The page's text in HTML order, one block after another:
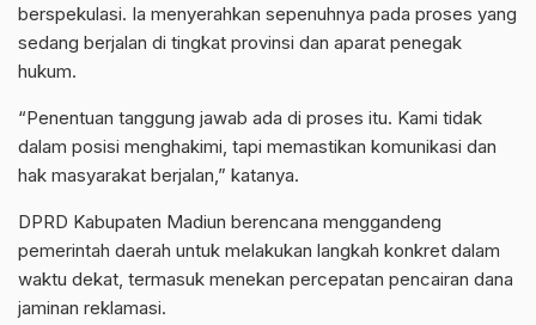
berspekulasi. Ia menyerahkan sepenuhnya pada proses yang
sedang berjalan di tingkat provinsi dan aparat penegak
hukum.
“Penentuan tanggung jawab ada di proses itu. Kami tidak
dalam posisi menghakimi, tapi memastikan komunikasi dan
hak masyarakat berjalan,” katanya.
DPRD Kabupaten Madiun berencana menggandeng
pemerintah daerah untuk melakukan langkah konkret dalam
waktu dekat, termasuk menekan percepatan pencairan dana
jaminan reklamasi.